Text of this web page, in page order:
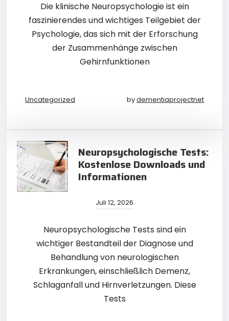
Die klinische Neuropsychologie ist ein
faszinierendes und wichtiges Teilgebiet der
Psychologie, das sich mit der Erforschung
der Zusammenhänge zwischen
Gehirnfunktionen
Uncategorized bydementiaprojectnet
Neuropsychologische Tests:
Kostenlose Downloads und
Informationen
Juli 12, 2026
Neuropsychologische Tests sind ein
wichtiger Bestandteil der Diagnose und
Behandlung von neurologischen
Erkrankungen, einschließlich Demenz,
Schlaganfall und Hirnverletzungen. Diese
Tests